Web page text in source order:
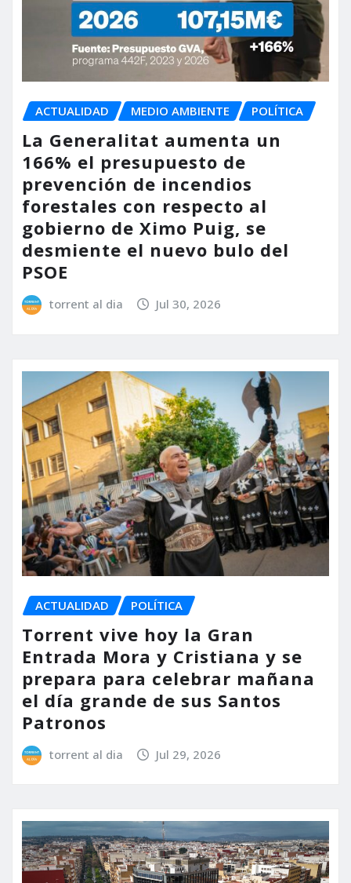
ACTUALIDAD MEDIO AMBIENTE POLÍTICA
La Generalitat aumenta un
166% el presupuesto de
prevención de incendios
forestales con respecto al
gobierno de Ximo Puig, se
desmiente el nuevo bulo del
PSOE
torrent al dia Jul 30, 2026
ACTUALIDAD POLÍTICA
Torrent vive hoy la Gran
Entrada Mora y Cristiana y se
prepara para celebrar mañana
el día grande de sus Santos
Patronos
torrent al dia Jul 29, 2026